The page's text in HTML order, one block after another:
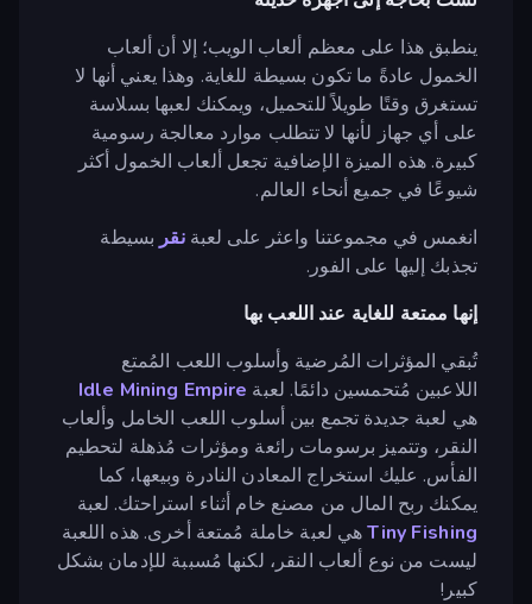
ينطبق هذا على معظم ألعاب الويب؛ إلا أن ألعاب
الخمول عادةً ما تكون بسيطة للغاية. وهذا يعني أنها لا
تستغرق وقتًا طويلاً للتحميل، ويمكنك لعبها بسلاسة
على أي جهاز لأنها لا تتطلب موارد معالجة رسومية
كبيرة. هذه الميزة الإضافية تجعل ألعاب الخمول أكثر
شيوعًا في جميع أنحاء العالم.
انغمس في مجموعتنا واعثر على لعبةنقر بسيطة
تجذبك إليها على الفور.
إنها ممتعة للغاية عند اللعب بها
تُبقي المؤثرات المُرضية وأسلوب اللعب المُمتع
اللاعبين مُتحمسين دائمًا. لعبة Idle Mining Empire
هي لعبة جديدة تجمع بين أسلوب اللعب الخامل وألعاب
النقر، وتتميز برسومات رائعة ومؤثرات مُذهلة لتحطيم
الفأس. عليك استخراج المعادن النادرة وبيعها، كما
يمكنك ربح المال من مصنع خام أثناء استراحتك. لعبة
Tiny Fishingهي لعبة خاملة مُمتعة أخرى. هذه اللعبة
ليست من نوع ألعاب النقر، لكنها مُسببة للإدمان بشكل
كبير!